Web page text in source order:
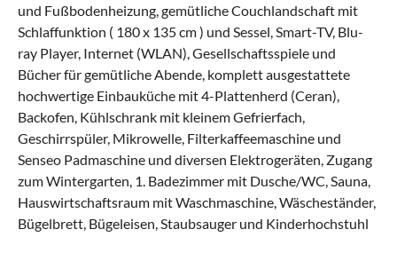
und Fußbodenheizung, gemütliche Couchlandschaft mit
Schlaffunktion ( 180 x 135 cm ) und Sessel, Smart-TV, Blu-
ray Player, Internet (WLAN), Gesellschaftsspiele und
Bücher für gemütliche Abende, komplett ausgestattete
hochwertige Einbauküche mit 4-Plattenherd (Ceran),
Backofen, Kühlschrank mit kleinem Gefrierfach,
Geschirrspüler, Mikrowelle, Filterkaffeemaschine und
Senseo Padmaschine und diversen Elektrogeräten, Zugang
zum Wintergarten, 1. Badezimmer mit Dusche/WC, Sauna,
Hauswirtschaftsraum mit Waschmaschine, Wäscheständer,
Bügelbrett, Bügeleisen, Staubsauger und Kinderhochstuhl